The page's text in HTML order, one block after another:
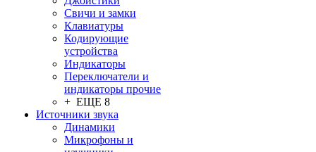
Свичи и замки
Клавиатуры
Кодирующие
устройства
Индикаторы
Переключатели и
индикаторы прочие
+ ЕЩЕ 8
Источники звука
Динамики
Микрофоны и